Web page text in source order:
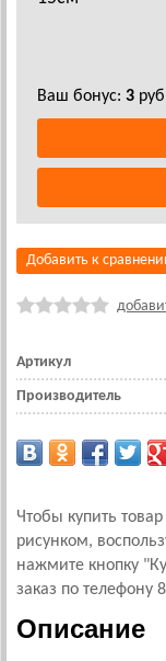
Ваш бонус: 3
Добавить к
Артикул
Производитель
Чтобы купить
рисунком,
нажмите кнопку
заказ по телефону
Описание